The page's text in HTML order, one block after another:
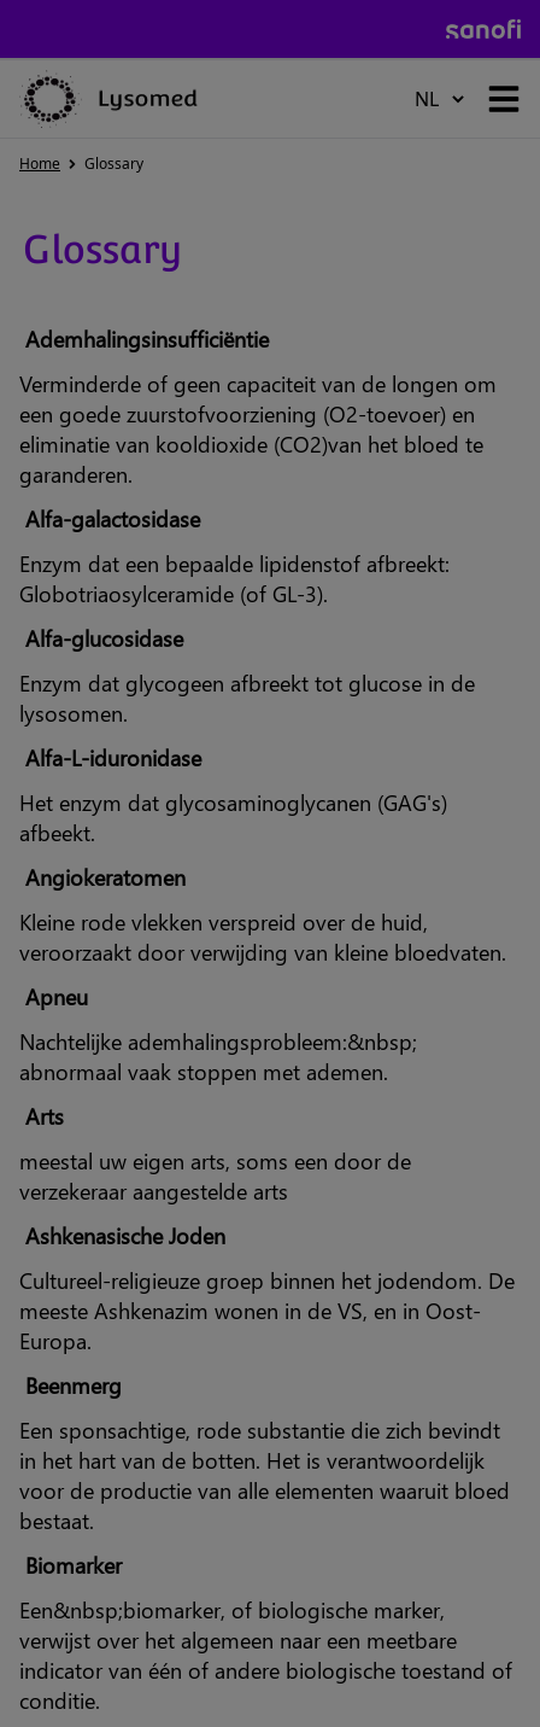
HOME
ZIEKTE VAN POMPE
ZIEKTE VAN GAUCHER
ZIEKTE VAN FABRY
ASMD
Beroepsbeoefenaar in de gezondheidszorg
Home Glossary
Glossary
Ademhalingsinsufficiëntie
Verminderde of geen capaciteit van de longen om
een goede zuurstofvoorziening (O2-toevoer) en
eliminatie van kooldioxide (CO2)van het bloed te
garanderen.
Alfa-galactosidase
Enzym dat een bepaalde lipidenstof afbreekt:
Globotriaosylceramide (of GL-3).
Alfa-glucosidase
Enzym dat glycogeen afbreekt tot glucose in de
lysosomen.
Alfa-L-iduronidase
Het enzym dat glycosaminoglycanen (GAG's)
afbeekt.
Angiokeratomen
Kleine rode vlekken verspreid over de huid,
veroorzaakt door verwijding van kleine bloedvaten.
Apneu
Nachtelijke ademhalingsprobleem:&nbsp;
abnormaal vaak stoppen met ademen.
Arts
meestal uw eigen arts, soms een door de
verzekeraar aangestelde arts
Ashkenasische Joden
Cultureel-religieuze groep binnen het jodendom. De
meeste Ashkenazim wonen in de VS, en in Oost-
Europa.
Beenmerg
Een sponsachtige, rode substantie die zich bevindt
in het hart van de botten. Het is verantwoordelijk
voor de productie van alle elementen waaruit bloed
bestaat.
Biomarker
Een&nbsp;biomarker, of biologische marker,
verwijst over het algemeen naar een meetbare
indicator van één of andere biologische toestand of
conditie.